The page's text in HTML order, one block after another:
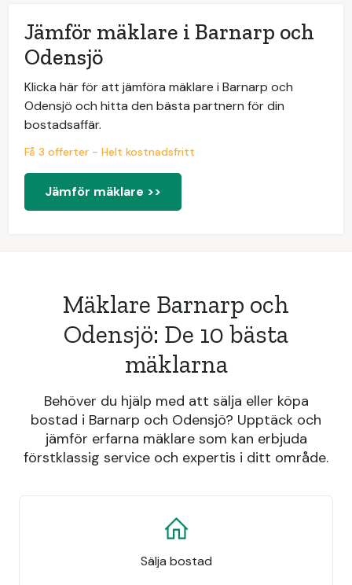
Jämför mäklare i Barnarp och
Odensjö
Klicka här för att jämföra mäklare i Barnarp och
Odensjö och hitta den bästa partnern för din
bostadsaffär.
Få 3 offerter - Helt kostnadsfritt
Jämför mäklare >>
Mäklare Barnarp och
Odensjö: De 10 bästa
mäklarna
Behöver du hjälp med att sälja eller köpa
bostad i Barnarp och Odensjö? Upptäck och
jämför erfarna mäklare som kan erbjuda
förstklassig service och expertis i ditt område.
Sälja bostad